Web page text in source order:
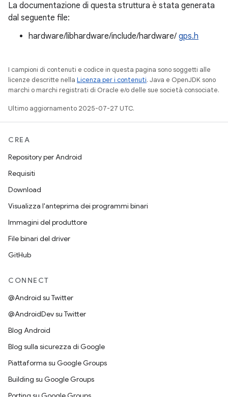
La documentazione di questa struttura è stata generata
dal seguente file:
hardware/libhardware/include/hardware/ gps.h
I campioni di contenuti e codice in questa pagina sono soggetti alle
licenze descritte nella Licenza per i contenuti. Java e OpenJDK sono
marchi o marchi registrati di Oracle e/o delle sue società consociate.
Ultimo aggiornamento 2025-07-27 UTC.
CREA
Repository per Android
Requisiti
Download
Visualizza l'anteprima dei programmi binari
Immagini del produttore
File binari del driver
GitHub
CONNECT
@Android su Twitter
@AndroidDev su Twitter
Blog Android
Blog sulla sicurezza di Google
Piattaforma su Google Groups
Building su Google Groups